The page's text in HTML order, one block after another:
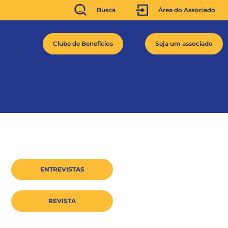
Busca Área do Associado
Clube de Benefícios Seja um associado
ENTREVISTAS
REVISTA